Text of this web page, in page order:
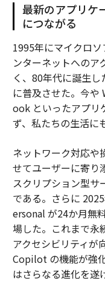
最新のアプリケ
につながる
1995年にマイクロ
ンターネットへのア
く、80年代に誕生
に普及させた。今
ook といったアプリ
ず、私たちの生活に
ネットワーク対応や
せてユーザーに寄り
スクリプション型サ
である。さらに
ersonal が24か月無
場した。これまで永
アクセシビリティが
Copilot の機能が強
はさらなる進化を遂